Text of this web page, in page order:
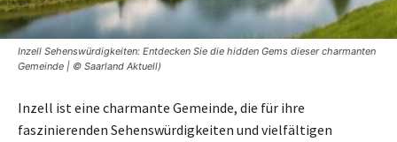
Inzell Sehenswürdigkeiten: Entdecken Sie die hidden Gems dieser charmanten
Gemeinde | © Saarland Aktuell)
Inzell ist eine charmante Gemeinde, die für ihre
faszinierenden Sehenswürdigkeiten und vielfältigen